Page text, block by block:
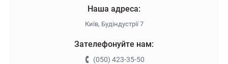
Наша адреса:
Київ, Будіндустрії 7
Зателефонуйте нам:
(050) 423-35-50